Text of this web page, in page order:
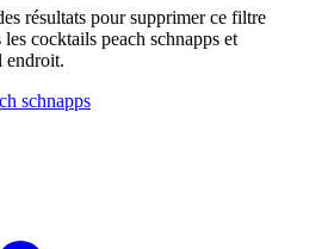
résultats pour supprimer ce filtre
cocktails peach schnapps et
endroit.
schnapps